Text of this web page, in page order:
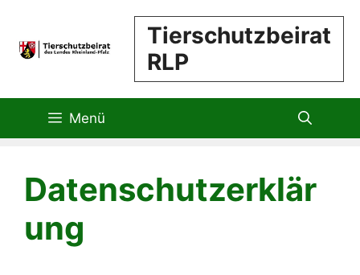
springen
Tierschutzbeirat
RLP
Menü
Datenschutzerklär
ung